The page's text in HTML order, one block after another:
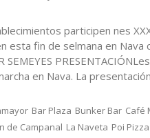
participen nes
esta fin de selmana en
SEMEYES
en Nava. La presentación
Bar Plaza Bunker Bar Café
de Campanal La Naveta Poi Pizza